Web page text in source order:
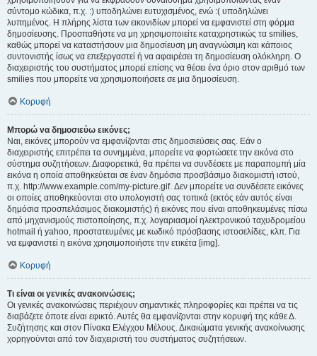
σύντομο κώδικα, π.χ. :) υποδηλώνει ευτυχισμένος, ενώ :( υποδηλώνει
λυπημένος. Η πλήρης λίστα των εικονιδίων μπορεί να εμφανιστεί στη φόρμα
δημοσίευσης. Προσπαθήστε να μη χρησιμοποιείτε καταχρηστικώς τα smilies,
καθώς μπορεί να καταστήσουν μια δημοσίευση μη αναγνώσιμη και κάποιος
συντονιστής ίσως να επεξεργαστεί ή να αφαιρέσει τη δημοσίευση ολόκληρη. Ο
διαχειριστής του συστήματος μπορεί επίσης να θέσει ένα όριο στον αριθμό των
smilies που μπορείτε να χρησιμοποιήσετε σε μια δημοσίευση.
Κορυφή
Μπορώ να δημοσιεύω εικόνες;
Ναι, εικόνες μπορούν να εμφανίζονται στις δημοσιεύσεις σας. Εάν ο
διαχειριστής επιτρέπει τα συνημμένα, μπορείτε να φορτώσετε την εικόνα στο
σύστημα συζητήσεων. Διαφορετικά, θα πρέπει να συνδέσετε με παραπομπή μία
εικόνα η οποία αποθηκεύεται σε έναν δημόσια προσβάσιμο διακομιστή ιστού,
π.χ. http://www.example.com/my-picture.gif. Δεν μπορείτε να συνδέσετε εικόνες
οι οποίες αποθηκεύονται στο υπολογιστή σας τοπικά (εκτός εάν αυτός είναι
δημόσια προσπελάσιμος διακομιστής) ή εικόνες που είναι αποθηκευμένες πίσω
από μηχανισμούς πιστοποίησης, π.χ. λογαριασμοί ηλεκτρονικού ταχυδρομείου
hotmail ή yahoo, προστατευμένες με κωδικό πρόσβασης ιστοσελίδες, κλπ. Για
να εμφανιστεί η εικόνα χρησιμοποιήστε την ετικέτα [img].
Κορυφή
Τι είναι οι γενικές ανακοινώσεις;
Οι γενικές ανακοινώσεις περιέχουν σημαντικές πληροφορίες και πρέπει να τις
διαβάζετε όποτε είναι εφικτό. Αυτές θα εμφανίζονται στην κορυφή της κάθε Δ.
Συζήτησης και στον Πίνακα Ελέγχου Μέλους. Δικαιώματα γενικής ανακοίνωσης
χορηγούνται από τον διαχειριστή του συστήματος συζητήσεων.